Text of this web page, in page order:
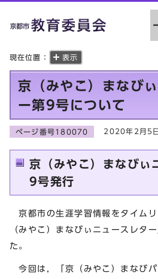
現在位置： 表示
京（みやこ）まなび
ー第9号について
ページ番号180070 2020年2月5
京（みやこ）まなびぃ
9号発行
京都市の生涯学習情報をタイム
（みやこ）まなびぃニュースレタ
た。
今回は，「京（みやこ）まなび